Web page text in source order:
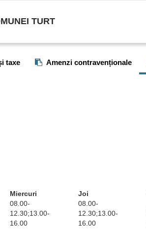
TURT
taxe Amenzi contravenționale
Miercuri
08.00-
12.30;13.00-
16.00
Joi
08.00-
12.30;13.00-
16.00